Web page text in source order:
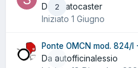
2
Da Stratocaster
Iniziato 1 Giugno
0
Ponte OMCN mod. 824/I
Da autofficinalessio